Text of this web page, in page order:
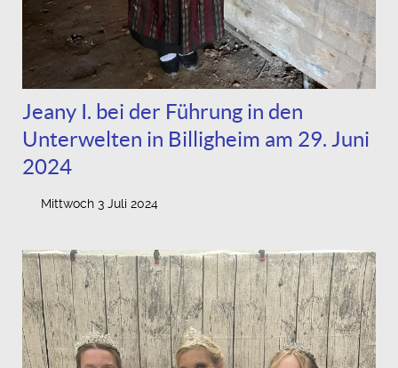
Jeany I. bei der Führung in den
Unterwelten in Billigheim am 29. Juni
2024
Mittwoch 3 Juli 2024